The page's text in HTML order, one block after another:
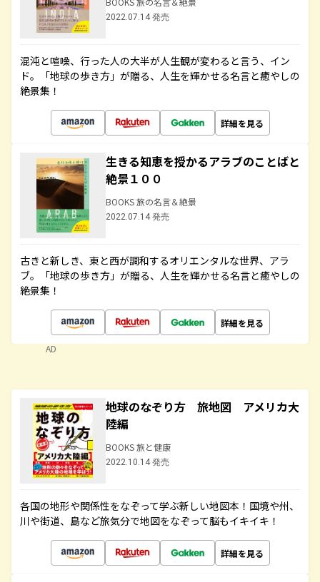
2022.07.14 発売
混沌と喧噪、行った人の大半が人生観が変わると言う、イン
ド。「地球の歩き方」が贈る、人生を輝かせる名言と癒やしの
絶景集！
詳細を見る
生きる知恵を授かるアラブのことばと
絶景１００
BOOKS 旅の名言＆絶景
2022.07.14 発売
古きと新しき、東と西が調和するオリエンタルな世界、アラ
ブ。「地球の歩き方」が贈る、人生を輝かせる名言と癒やしの
絶景集！
詳細を見る
AD
地球のなぞり方 旅地図 アメリカ大
陸編
BOOKS 旅と健康
2022.10.14 発売
各国の地形や関係性をなぞって学ぶ新しい地図本！国境や州、
川や街道、島など旅気分で地図をなぞって脳もイキイキ！
詳細を見る